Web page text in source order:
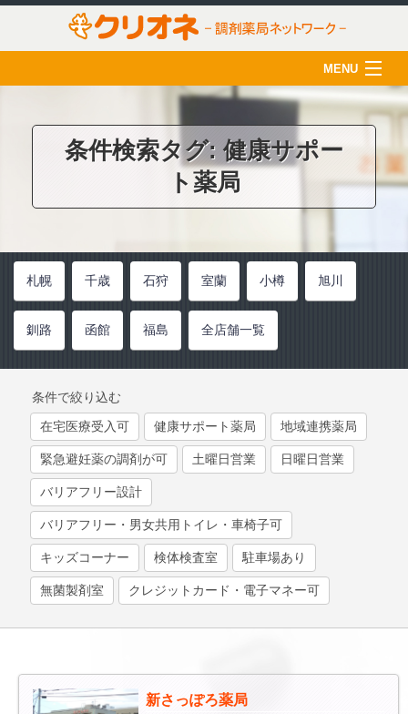
MENU
クリオネについて
クリオネ活用術
在宅医療
ご利用のみなさま
採用情報
インフォメーション
お問い合わせ
条件検索タグ: 健康サポー
ト薬局
札幌 千歳 石狩 室蘭 小樽 旭川
釧路 函館 福島 全店舗一覧
条件で絞り込む
在宅医療受入可 健康サポート薬局 地域連携薬局
緊急避妊薬の調剤が可 土曜日営業 日曜日営業
バリアフリー設計
バリアフリー・男女共用トイレ・車椅子可
キッズコーナー 検体検査室 駐車場あり
無菌製剤室 クレジットカード・電子マネー可
新さっぽろ薬局